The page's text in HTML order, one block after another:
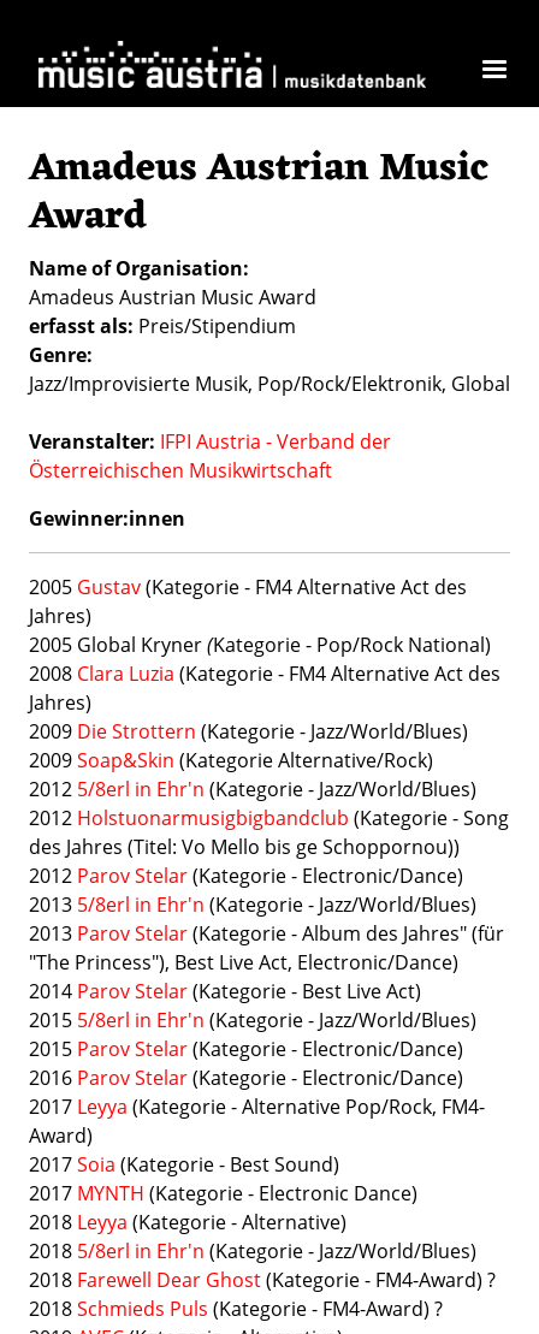
Amadeus Austrian Music
Award
Name of Organisation
Amadeus Austrian Music Award
erfasst als Preis/Stipendium
Genre
Jazz/Improvisierte Musik Pop/Rock/Elektronik Global
Veranstalter: IFPI Austria - Verband der
Österreichischen Musikwirtschaft
Gewinner:innen
2005 Gustav(Kategorie - FM4 Alternative Act des
Jahres)
2005 Global Kryner(Kategorie - Pop/Rock National)
2008 Clara Luzia (Kategorie - FM4 Alternative Act des
Jahres)
2009 Die Strottern (Kategorie - Jazz/World/Blues)
2009Soap&Skin (Kategorie Alternative/Rock)
2012 5/8erl in Ehr'n (Kategorie - Jazz/World/Blues)
2012 Holstuonarmusigbigbandclub (Kategorie - Song
des Jahres (Titel: Vo Mello bis ge Schoppornou))
2012 Parov Stelar(Kategorie - Electronic/Dance)
2013 5/8erl in Ehr'n (Kategorie - Jazz/World/Blues)
2013 Parov Stelar(Kategorie - Album des Jahres" (für
"The Princess"), Best Live Act, Electronic/Dance)
2014 Parov Stelar(Kategorie - Best Live Act)
2015 5/8erl in Ehr'n (Kategorie - Jazz/World/Blues)
2015 Parov Stelar(Kategorie - Electronic/Dance)
2016 Parov Stelar(Kategorie - Electronic/Dance)
2017 Leyya (Kategorie - Alternative Pop/Rock, FM4-
Award)
2017Soia (Kategorie - Best Sound)
2017 MYNTH (Kategorie - Electronic Dance)
2018 Leyya (Kategorie - Alternative)
2018 5/8erl in Ehr'n (Kategorie - Jazz/World/Blues)
2018 Farewell Dear Ghost(Kategorie - FM4-Award) ?
2018Schmieds Puls (Kategorie - FM4-Award) ?